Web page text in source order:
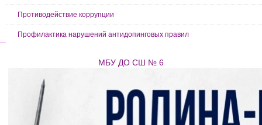
Противодействие коррупции
Профилактика нарушений антидопинговых правил
МБУ ДО СШ № 6